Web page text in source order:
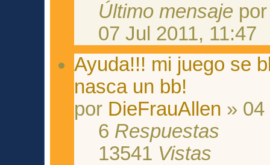
Último mensaje
07 Jul 2011, 11:47
Ayuda!!! mi juego se
nasca un bb!
por DieFrauAllen » 04
6 Respuestas
13541 Vistas